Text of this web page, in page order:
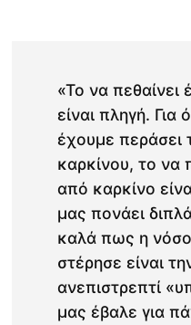
«Το να
είναι πληγή.
έχουμε περάσει
καρκίνου, το να
από καρκίνο
μας πονάει
καλά πως η
στέρησε είναι
ανεπιστρεπτί
μας έβαλε για